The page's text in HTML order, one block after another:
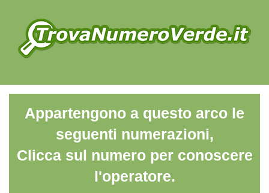
Appartengono a questo arco le
seguenti numerazioni,
Clicca sul numero per conoscere
l'operatore.